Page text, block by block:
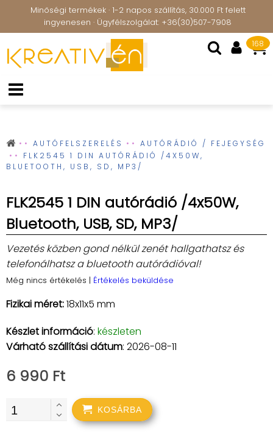
Minőségi termékek · 1-2 napos szállítás, 30.000 Ft felett
ingyenesen · Ügyfélszolgálat: +36(30)507-7908
168
AUTÓFELSZERELÉS
AUTÓRÁDIÓ / FEJEGYSÉG
FLK2545 1 DIN AUTÓRÁDIÓ /4X50W,
BLUETOOTH, USB, SD, MP3/
FLK2545 1 DIN autórádió /4x50W,
Bluetooth, USB, SD, MP3/
Vezetés közben gond nélkül zenét hallgathatsz és
telefonálhatsz a bluetooth autórádióval!
Még nincs értékelés | Értékelés beküldése
Fizikai méret:18x11x5 mm
Készlet információ: készleten
Várható szállítási dátum: 2026-08-11
6 990 Ft
KOSÁRBA